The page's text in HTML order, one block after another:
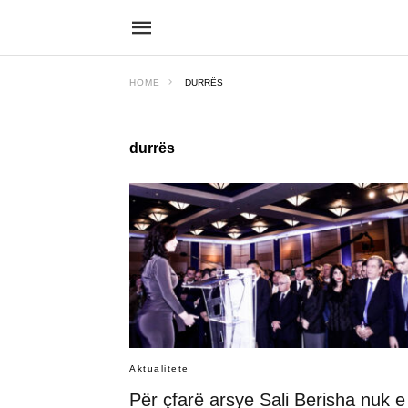
HOME DURRËS
durrës
Aktualitete
Për çfarë arsye Sali Berisha nuk